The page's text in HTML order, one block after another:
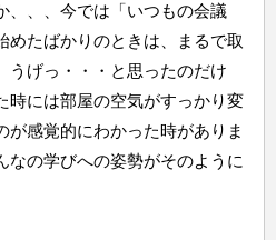
、、、今では「いつもの会議
めたばかりのときは、まるで取
うげっ・・・と思ったのだけ
時には部屋の空気がすっかり変
が感覚的にわかった時がありま
なの学びへの姿勢がそのように